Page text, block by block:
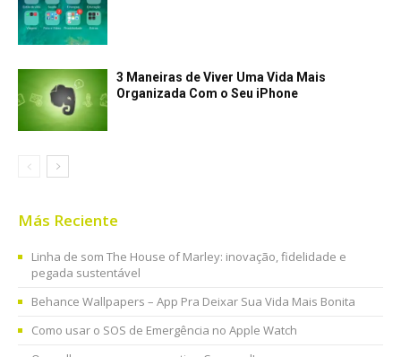
3 Maneiras de Viver Uma Vida Mais
Organizada Com o Seu iPhone
Más Reciente
Linha de som The House of Marley: inovação, fidelidade e
pegada sustentável
Behance Wallpapers – App Pra Deixar Sua Vida Mais Bonita
Como usar o SOS de Emergência no Apple Watch